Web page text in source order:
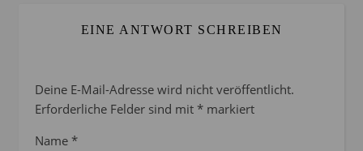
EINE ANTWORT SCHREIBEN
Deine E-Mail-Adresse wird nicht veröffentlicht.
Erforderliche Felder sind mit * markiert
Name *